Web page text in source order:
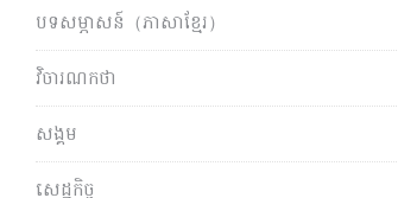
បទសម្ភាសន៍（ភាសាខ្មែរ）
វិចារណកថា
សង្គម
សេដ្ឋកិច្ច